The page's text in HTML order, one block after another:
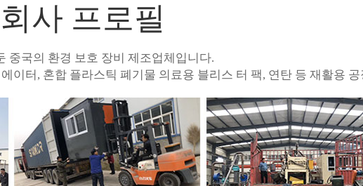
회사 프로필
중국의 환경 보호 장비 제조업체입니다.
이터, 혼합 플라스틱 폐기물 의료용 블리스 터 팩, 연탄 등 재활용 공